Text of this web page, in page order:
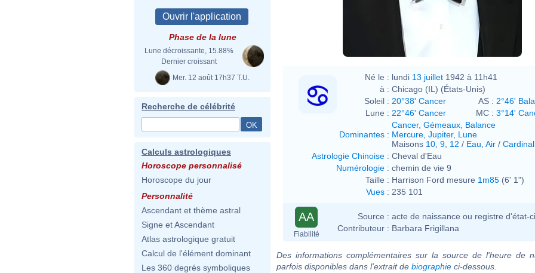
Phase de la lune
Lune décroissante, 15.88%
Dernier croissant
Mer. 12 août 17h37 T.U.
Recherche de célébrité
Calculs astrologiques
Horoscope personnalisé
Horoscope du jour
Personnalité
Ascendant et thème astral
Signe et Ascendant
Atlas astrologique gratuit
Calcul de l'élément dominant
Les 360 degrés symboliques
Né le : lundi 13 juillet 1942 à 11h41
à : Chicago (IL) (États-Unis)
Soleil : 20°38' Cancer AS : 2°46'
Lune : 22°46' Cancer MC : 3°14'
Dominantes :
Cancer, Gémeaux Balance
Mercure Jupiter, Lune
Maisons 10 9 12 / Eau Air / Cardinal
Astrologie Chinoise : Cheval d'Eau
Numérologie : chemin de vie 9
Taille : Harrison Ford mesure 1m85 (6' 1")
Vues : 235 101
AA
Fiabilité
Source : acte de naissance ou registre d'état-
Contributeur : Barbara Frigillana
Des informations complémentaires sur la source de l'heure de
parfois disponibles dans l'extrait de biographie ci-dessous.